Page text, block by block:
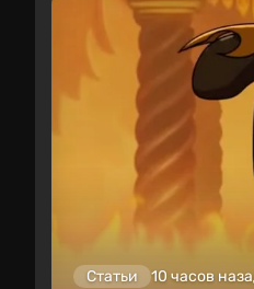
Статьи 10 часов